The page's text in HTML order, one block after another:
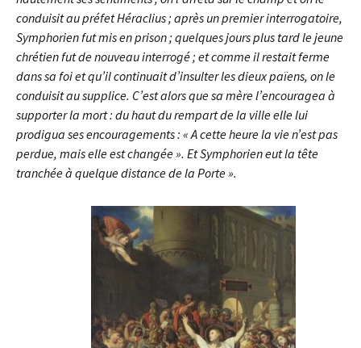
conduisit au préfet Héraclius ; après un premier interrogatoire,
Symphorien fut mis en prison ; quelques jours plus tard le jeune
chrétien fut de nouveau interrogé ; et comme il restait ferme
dans sa foi et qu’il continuait d’insulter les dieux païens, on le
conduisit au supplice. C’est alors que sa mère l’encouragea à
supporter la mort : du haut du rempart de la ville elle lui
prodigua ses encouragements : « A cette heure la vie n’est pas
perdue, mais elle est changée ». Et Symphorien eut la tête
tranchée à quelque distance de la Porte ».